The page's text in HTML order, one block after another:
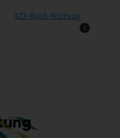
KD-Bank-Stiftung